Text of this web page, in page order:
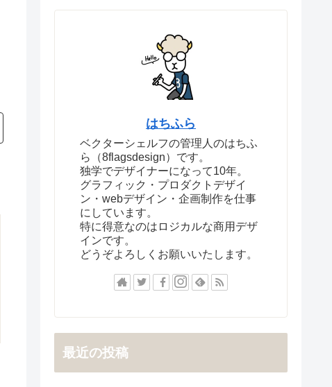
はちふら
ベクターシェルフの管理人のはちふ
ら（8flagsdesign）です。
独学でデザイナーになって10年。
グラフィック・プロダクトデザイ
ン・webデザイン・企画制作を仕事
にしています。
特に得意なのはロジカルな商用デザ
インです。
どうぞよろしくお願いいたします。
最近の投稿